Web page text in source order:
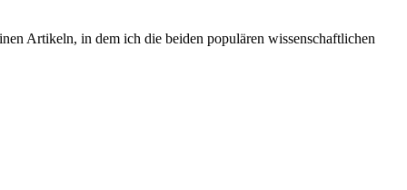
Artikeln, in dem ich die beiden populären wissenschaftlichen